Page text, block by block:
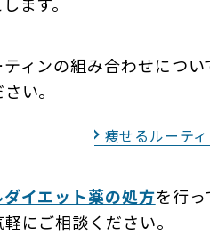
ィンの組み合わせにつ
い。
痩せるルーテ
イエット薬の処方を行っ
にご相談ください。